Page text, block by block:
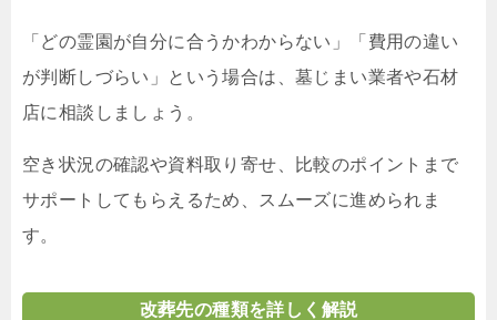
「どの霊園が自分に合うかわからない」「費用の違い
が判断しづらい」という場合は、墓じまい業者や石材
店に相談しましょう。
空き状況の確認や資料取り寄せ、比較のポイントまで
サポートしてもらえるため、スムーズに進められま
す。
改葬先の種類を詳しく解説